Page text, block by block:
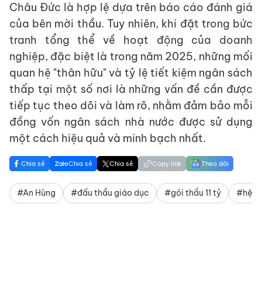
Châu Đức là hợp lệ dựa trên báo cáo đánh giá
của bên mời thầu. Tuy nhiên, khi đặt trong bức
tranh tổng thể về hoạt động của doanh
nghiệp, đặc biệt là trong năm 2025, những mối
quan hệ "thân hữu" và tỷ lệ tiết kiệm ngân sách
thấp tại một số nơi là những vấn đề cần được
tiếp tục theo dõi và làm rõ, nhằm đảm bảo mỗi
đồng vốn ngân sách nhà nước được sử dụng
một cách hiệu quả và minh bạch nhất.
Chia sẻ Chia sẻ Chia sẻ Copy link Theo dõi
#An Hùng #đấu thầu giáo dục #gói thầu 11 tỷ #hệ